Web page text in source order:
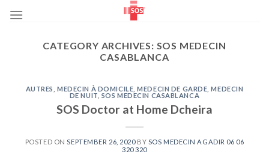
CATEGORY ARCHIVES: SOS MEDECIN
CASABLANCA
AUTRES ,MEDECIN À DOMICILE ,MEDECIN DE GARDE ,MEDECIN
DE NUIT SOS MEDECIN CASABLANCA
SOS Doctor at Home Dcheira
POSTED ON SEPTEMBER 26, 2020BY SOS MEDECIN AGADIR 06 06
320 320